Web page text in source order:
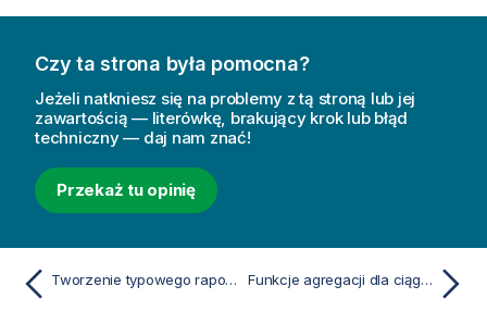
Czy ta strona była pomocna?
Jeżeli natkniesz się na problemy z tą stroną lub jej
zawartością — literówkę, brakujący krok lub błąd
techniczny — daj nam znać!
Przekaż tu opinię
Tworzenie typowego raportu t-test Funkcje agregacji dla ciągów znaków